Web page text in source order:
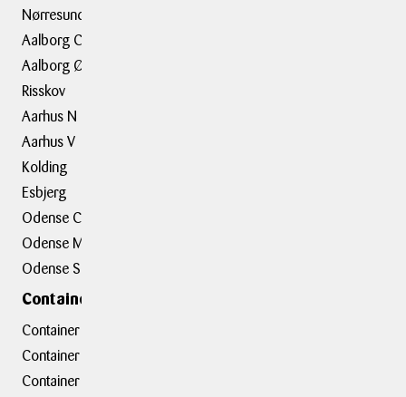
Nørresundby
Aalborg C
Aalborg Ø
Risskov
Aarhus N
Aarhus V
Kolding
Esbjerg
Odense C
Odense M
Odense S
Containerafdelinger
Container hovedkontor
Container Hasselager
Container Kolding